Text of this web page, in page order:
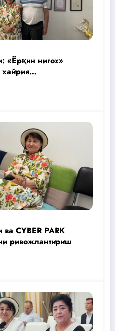
«Ёрқин нигох»
CYBER PARK
ривожлантириш